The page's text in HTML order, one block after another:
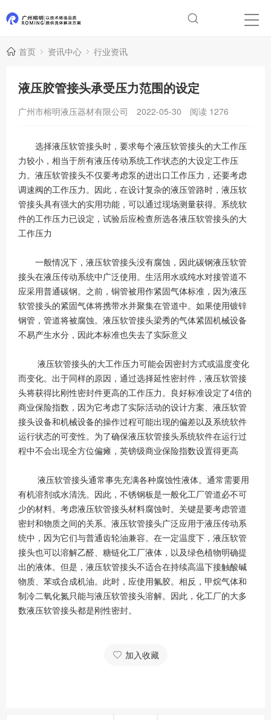
首页 资讯中心 行业资讯
液压胶管接头承受压力范围的设定
广州市榕明液压器材有限公司 2022-05-30 阅读 1276
选择液压软管接头时，要求每个液压软管接头的大工作压
力较小，相当于所有液压传动系统工作状态的大设定工作压
力。液压软管接头不仅要考虑泵的进出口工作压力，还要考虑
调速阀的工作压力。因此，在设计复杂的液压管路时，液压软
管接头具有强大的实用功能，可以通过现场测量获得。系统软
件的工作压力已设定，试验后应检查所选各液压软管接头的大
工作压力
一般情况下，液压软管接头没有腐蚀，因此碳钢液压软管
接头在液压传动系统中广泛使用。生活用水或纯水对接管道不
应采用普通碳钢。之前，铜管被用作紧固气体标准，因为液压
软管接头的紧固气体将携带水并聚集在管道中。如果使用镀锌
钢管，管道将被腐蚀。液压软管接头梁秀的气体紧固机械设备
不易产生水分，因此本标准也失去了实际意义
液压软管接头的大工作压力可能会因密封方式或温度变化
而变化。出于同样的原因，通过选择延性密封件，液压软管接
头将获得比刚性密封件更高的工作压力。良好标准设定了4倍的
商业保险指数，因为它考虑了实际活动的设计方案、液压软管
接头设备和机械设备的操作过程可能出现的偏差以及系统软件
运行状态的可变性。为了确保液压软管接头系统软件在运行过
程中不会出现全方位偏瘫，英镑级商业保险指数设置得更高
液压软管接头通常事先充满各种腐蚀性液体。通常需要用
有机溶剂或水清洗。因此，不锈钢板是一般化工厂管道必不可
少的材料。考虑液压软管接头材料腐蚀时。关键是要考虑管道
密封和物质之间的关系。液压软管接头广泛应用于液压传动系
统中，因为它们与普通齿轮油兼容。在一定温度下，液压软管
接头也可以溶解乙醛、糖链化工厂液体，以及绿色植物明确提
出的液体。但是，液压软管接头不适合在持续高温下接触酸碱
物质、苯或合成机油。此时，应使用氟胶。相反，甲烷气体和
制冷二氧化氮只能与液压软管接头溶解。因此，化工厂的大多
数液压软管接头都是刚性密封。
加入收藏